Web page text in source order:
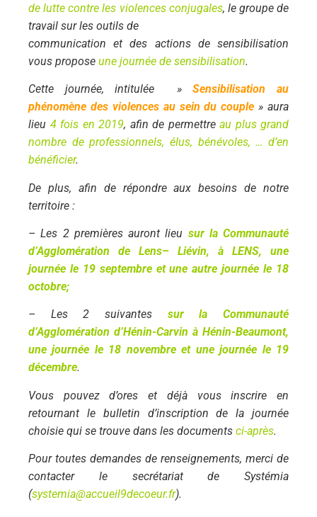
de lutte contre les violences conjugales, le groupe de
travail sur les outils de
communication et des actions de sensibilisation
vous propose une journée de sensibilisation.
Cette journée, intitulée »Sensibilisation au
phénomène des violences au sein du couple » aura
lieu 4 fois en 2019, afin de permettre au plus grand
nombre de professionnels, élus, bénévoles, … d’en
bénéficier.
De plus, afin de répondre aux besoins de notre
territoire :
– Les 2 premières auront lieu sur la Communauté
d’Agglomération de Lens– Liévin, à LENS, une
journée le 19 septembre et une autre journée le 18
octobre;
– Les 2 suivantes sur la Communauté
d’Agglomération d’Hénin-Carvin à Hénin-Beaumont,
une journée le 18 novembre et une journée le 19
décembre.
Vous pouvez d’ores et déjà vous inscrire en
retournant le bulletin d’inscription de la journée
choisie qui se trouve dans les documents ci-après.
Pour toutes demandes de renseignements, merci de
contacter le secrétariat de Systémia
(systemia@accueil9decoeur.fr).